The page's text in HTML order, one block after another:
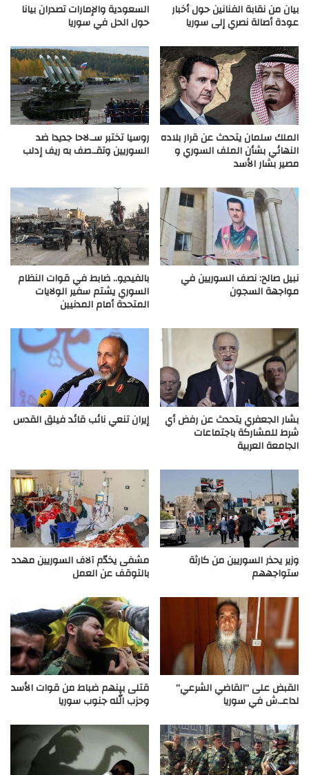
بيان من نقابة الفنانين حول أخبار
عودة أصالة نصري إلى سوريا
السعودية والإمارات تصدران بيانا
حول الحل في سوريا
الملك سلمان يتحدث عن قرار بلاده
النهائي بشأن الملف السوري و
مصير بشار الأسد
روسيا تختبر سـ.لاحا جديدا ضد
السوريين وتقـ.صف به ريف إدلب
نبيل صالح: نصف السوريين في
مواجهة السجون
بالفيديو.. ضابط في قوات النظام
السوري يشتم سفير الولايات
المتحدة أمام المدنيين
بشار الجعفري يتحدث عن رفض أي
شرط للمشاركة باجتماعات
الجامعة العربية
إيران تنعي نائب قائد فيلق القدس
وزير يحذر السوريين من كارثة
ستواجههم
مشفى يخدّم آلاف السوريين مهدد
بالتوقف عن العمل
القبض على “القاضي الشرعي”
لداعـ.ش في سوريا
قتلى بينهم ضباط من قوات الأسد
وحزب الله جنوب سوريا